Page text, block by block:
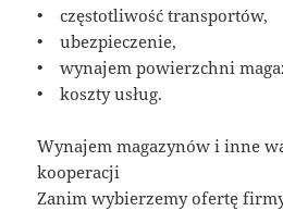
• częstotliwość transportów,
• ubezpieczenie,
• wynajem powierzchni
• koszty usług.
Wynajem magazynów i inne
kooperacji
Zanim wybierzemy ofertę